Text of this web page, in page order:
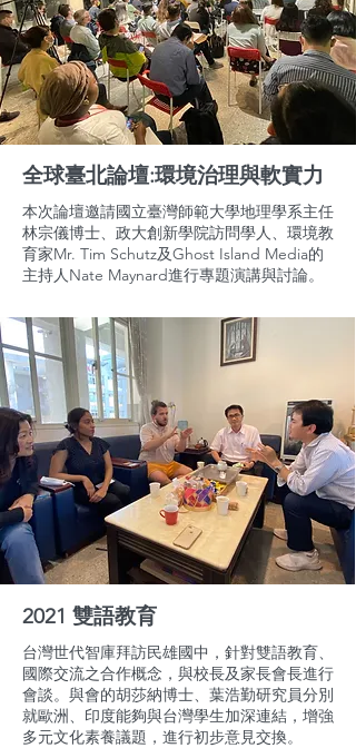
全球臺北論壇:環境治理與軟實力
本次論壇邀請國立臺灣師範大學地理學系主任
林宗儀博士、政大創新學院訪問學人、環境教
育家Mr. Tim Schutz及Ghost Island Media的
主持人Nate Maynard進行專題演講與討論。
2021 雙語教育
台灣世代智庫拜訪民雄國中，針對雙語教育、
國際交流之合作概念，與校長及家長會長進行
會談。與會的胡莎納博士、葉浩勤研究員分別
就歐洲、印度能夠與台灣學生加深連結，增強
多元文化素養議題，進行初步意見交換。